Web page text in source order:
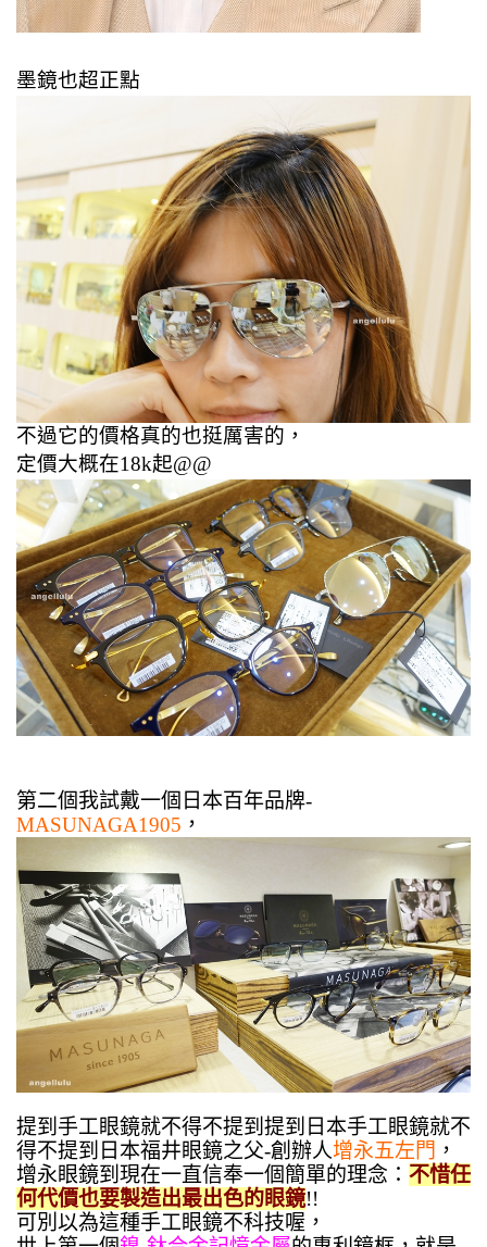
墨鏡也超正點
不過它的價格真的也挺厲害的，
定價大概在18k起@@
第二個我試戴一個日本百年品牌-
MASUNAGA1905 ，
提到手工眼鏡就不得不提到提到日本手工眼鏡就不
得不提到日本福井眼鏡之父-創辦人增永五左門 ，
增永眼鏡到現在一直信奉一個簡單的理念： 不惜任
何代價也要製造出最出色的眼鏡!!
可別以為這種手工眼鏡不科技喔，